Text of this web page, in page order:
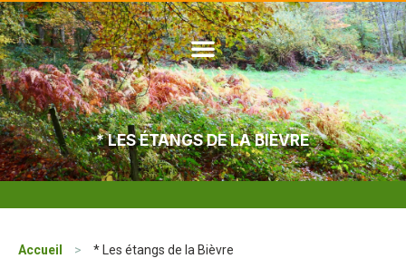
* LES ÉTANGS DE LA BIÈVRE
Accueil > * Les étangs de la Bièvre